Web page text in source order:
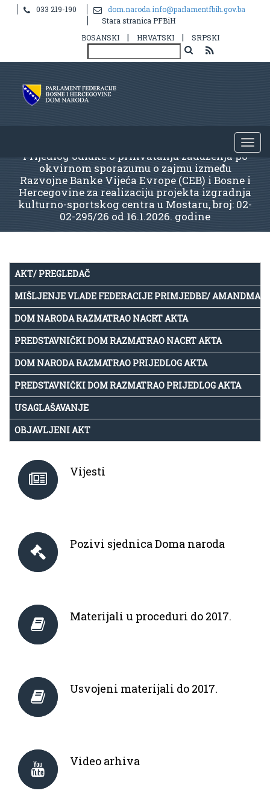
033 219-190
dom.naroda.info@parlamentfbih.gov.ba
Stara stranica PFBiH
BOSANSKI
| HRVATSKI | SRPSKI
Prijedlog odluke o prihvatanju zaduženja po
okvirnom sporazumu o zajmu između
Razvojne Banke Vijeća Evrope (CEB) i Bosne i
Hercegovine za realizaciju projekta izgradnja
kulturno-sportskog centra u Mostaru, broj: 02-
02-295/26 od 16.1.2026. godine
AKT/ PREGLEDAČ
MIŠLJENJE VLADE FEDERACIJE PRIMJEDBE/
DOM NARODA RAZMATRAO NACRT AKTA
PREDSTAVNIČKI DOM RAZMATRAO NACRT AKTA
DOM NARODA RAZMATRAO PRIJEDLOG AKTA
PREDSTAVNIČKI DOM RAZMATRAO PRIJEDLOG AKTA
USAGLAŠAVANJE
OBJAVLJENI AKT
Vijesti
Pozivi sjednica Doma naroda
Materijali u proceduri do 2017.
Usvojeni materijali do 2017.
Video arhiva